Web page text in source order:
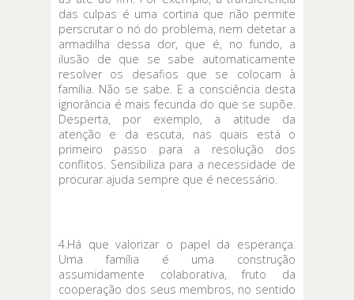
das culpas é uma cortina que não permite
perscrutar o nó do problema, nem detetar a
armadilha dessa dor, que é, no fundo, a
ilusão de que se sabe automaticamente
resolver os desafios que se colocam à
família. Não se sabe. E a consciência desta
ignorância é mais fecunda do que se supõe.
Desperta, por exemplo, a atitude da
atenção e da escuta, nas quais está o
primeiro passo para a resolução dos
conflitos. Sensibiliza para a necessidade de
procurar ajuda sempre que é necessário.
4.Há que valorizar o papel da esperança.
Uma família é uma construção
assumidamente colaborativa, fruto da
cooperação dos seus membros, no sentido